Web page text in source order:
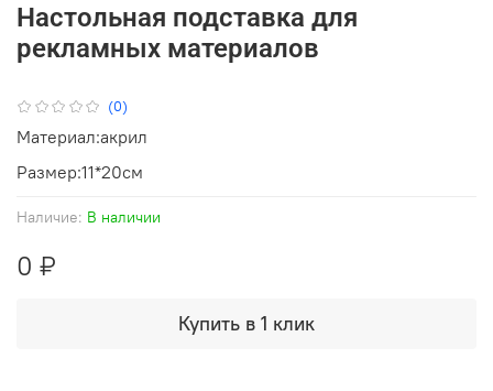
(0)
Наличие: В наличии
Настольная подставка для
рекламных материалов
0 ₽
Купить в 1 клик
Материал:акрил
Размер:11*20см